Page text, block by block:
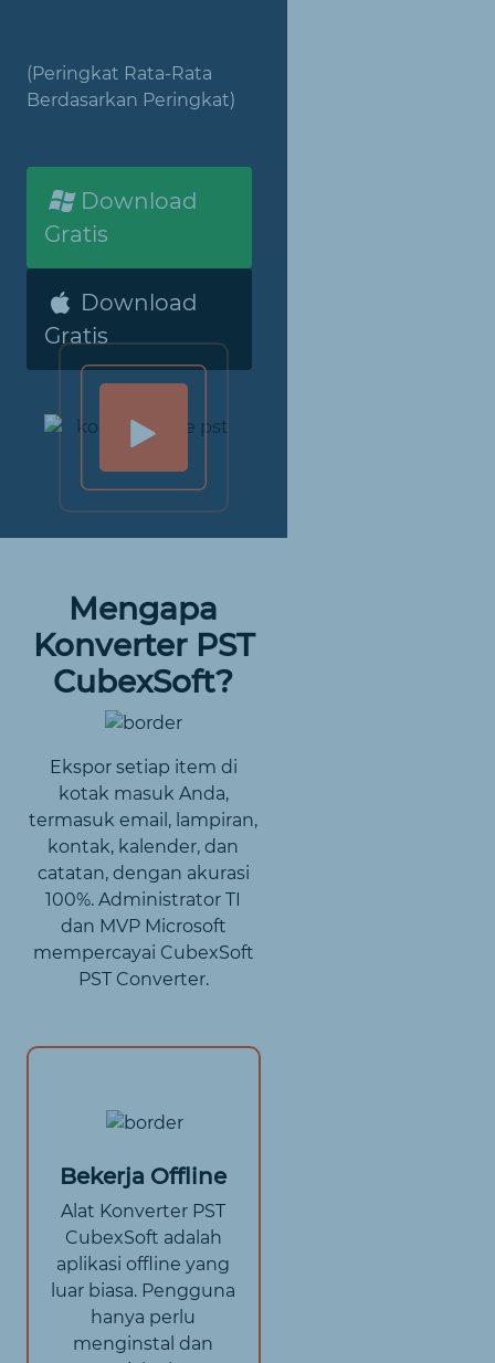
(Peringkat Rata-Rata
Berdasarkan Peringkat)
Download
Gratis
Download
Gratis
Mengapa
Konverter PST
CubexSoft?
Ekspor setiap item di
kotak masuk Anda,
termasuk email, lampiran,
kontak, kalender, dan
catatan, dengan akurasi
100%. Administrator TI
dan MVP Microsoft
mempercayai CubexSoft
PST Converter.
Bekerja Offline
Alat Konverter PST
CubexSoft adalah
aplikasi offline yang
luar biasa. Pengguna
hanya perlu
menginstal dan